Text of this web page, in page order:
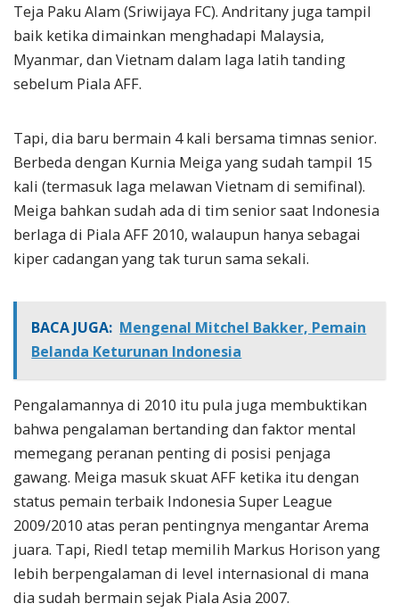
Teja Paku Alam (Sriwijaya FC). Andritany juga tampil
baik ketika dimainkan menghadapi Malaysia,
Myanmar, dan Vietnam dalam laga latih tanding
sebelum Piala AFF.
Tapi, dia baru bermain 4 kali bersama timnas senior.
Berbeda dengan Kurnia Meiga yang sudah tampil 15
kali (termasuk laga melawan Vietnam di semifinal).
Meiga bahkan sudah ada di tim senior saat Indonesia
berlaga di Piala AFF 2010, walaupun hanya sebagai
kiper cadangan yang tak turun sama sekali.
BACA JUGA: Mengenal Mitchel Bakker, Pemain
Belanda Keturunan Indonesia
Pengalamannya di 2010 itu pula juga membuktikan
bahwa pengalaman bertanding dan faktor mental
memegang peranan penting di posisi penjaga
gawang. Meiga masuk skuat AFF ketika itu dengan
status pemain terbaik Indonesia Super League
2009/2010 atas peran pentingnya mengantar Arema
juara. Tapi, Riedl tetap memilih Markus Horison yang
lebih berpengalaman di level internasional di mana
dia sudah bermain sejak Piala Asia 2007.